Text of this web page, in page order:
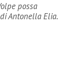
possa
Antonella Elia.